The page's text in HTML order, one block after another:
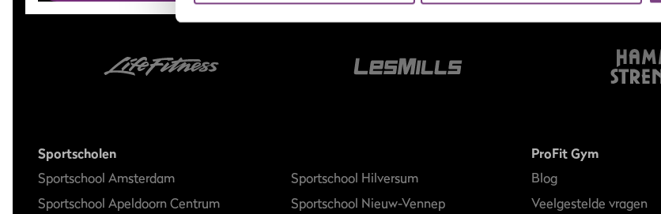
Sportscholen
Sportschool Amsterdam
Sportschool Apeldoorn Centrum
Sportschool Hilversum
Sportschool Nieuw-Vennep
ProFit Gym
Blog
Veelgestelde vragen